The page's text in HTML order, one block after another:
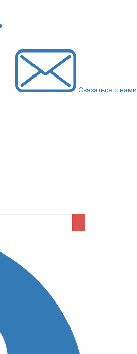
Связаться с нами